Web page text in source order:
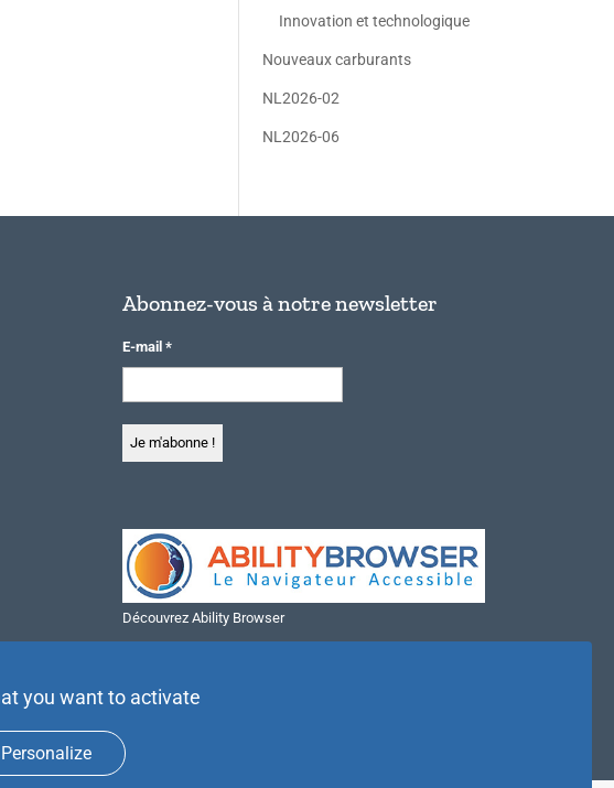
Innovation et technologique
Nouveaux carburants
NL2026-02
NL2026-06
Abonnez-vous à notre newsletter
E-mail *
Découvrez Ability Browser
you want to activate
Personalize